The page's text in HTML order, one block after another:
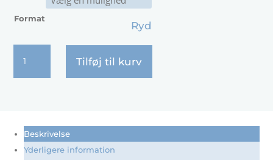
Format
Ryd
Tilføj til kurv
Beskrivelse
Yderligere information